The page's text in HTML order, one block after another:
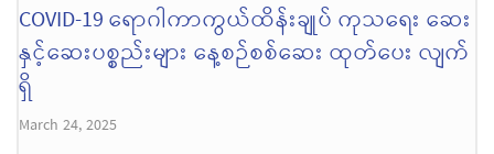
COVID-19 ရောဂါကာကွယ်ထိန်းချုပ် ကုသရေး ဆေး
နှင့်ဆေးပစ္စည်းများ နေ့စဉ်စစ်ဆေး ထုတ်ပေး လျက်
ရှိ
March 24, 2025